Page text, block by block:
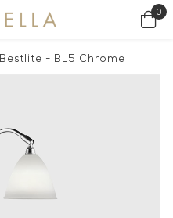
0
Bestlite - BL5 Chrome